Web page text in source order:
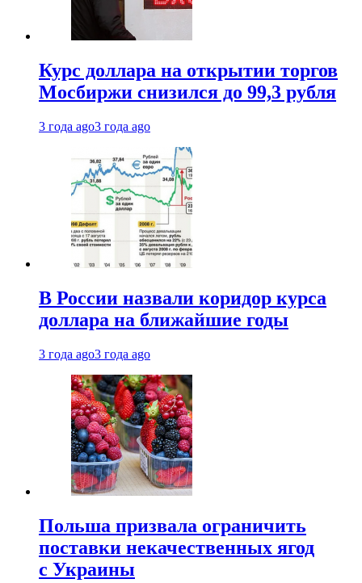
Курс доллара на открытии торгов
Мосбиржи снизился до 99,3 рубля
3 года ago3 года ago
В России назвали коридор курса
доллара на ближайшие годы
3 года ago3 года ago
Польша призвала ограничить
поставки некачественных ягод
с Украины